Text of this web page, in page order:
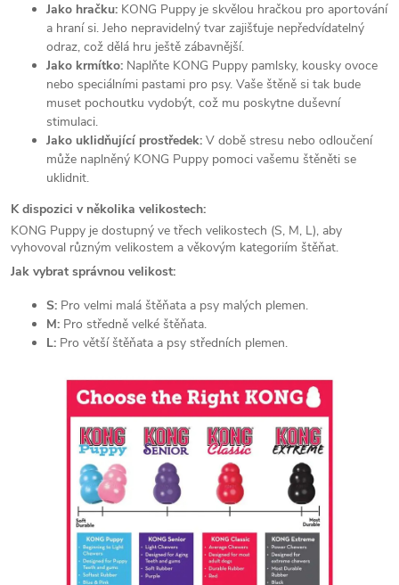
Jako hračku: KONG Puppy je skvělou hračkou pro aportování
a hraní si. Jeho nepravidelný tvar zajišťuje nepředvídatelný
odraz, což dělá hru ještě zábavnější.
Jako krmítko: Naplňte KONG Puppy pamlsky, kousky ovoce
nebo speciálními pastami pro psy. Vaše štěně si tak bude
muset pochoutku vydobýt, což mu poskytne duševní
stimulaci.
Jako uklidňující prostředek: V době stresu nebo odloučení
může naplněný KONG Puppy pomoci vašemu štěněti se
uklidnit.
K dispozici v několika velikostech:
KONG Puppy je dostupný ve třech velikostech (S, M, L), aby
vyhovoval různým velikostem a věkovým kategoriím štěňat.
Jak vybrat správnou velikost:
S: Pro velmi malá štěňata a psy malých plemen.
M: Pro středně velké štěňata.
L: Pro větší štěňata a psy středních plemen.